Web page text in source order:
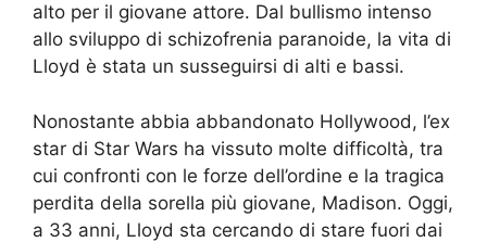
alto per il giovane attore. Dal bullismo intenso
allo sviluppo di schizofrenia paranoide, la vita di
Lloyd è stata un susseguirsi di alti e bassi.
Nonostante abbia abbandonato Hollywood, l’ex
star di Star Wars ha vissuto molte difficoltà, tra
cui confronti con le forze dell’ordine e la tragica
perdita della sorella più giovane, Madison. Oggi,
a 33 anni, Lloyd sta cercando di stare fuori dai